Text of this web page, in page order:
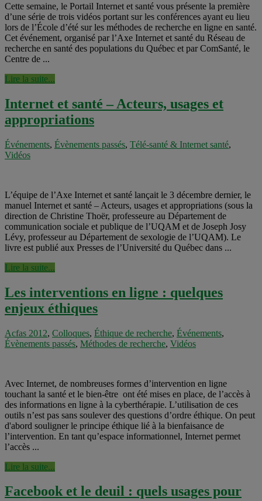
Cette semaine, le Portail Internet et santé vous présente la première
d’une série de trois vidéos portant sur les conférences ayant eu lieu
lors de l’École d’été sur les méthodes de recherche en ligne en santé.
Cet événement, organisé par l’Axe Internet et santé du Réseau de
recherche en santé des populations du Québec et par ComSanté, le
Centre de ...
Lire la suite...
Internet et santé – Acteurs, usages et
appropriations
Événements, Évènements passés, Télé-santé & Internet santé,
Vidéos
L’équipe de l’Axe Internet et santé lançait le 3 décembre dernier, le
manuel Internet et santé – Acteurs, usages et appropriations (sous la
direction de Christine Thoër, professeure au Département de
communication sociale et publique de l’UQAM et de Joseph Josy
Lévy, professeur au Département de sexologie de l’UQAM). Le
livre est publié aux Presses de l’Université du Québec dans ...
Lire la suite...
Les interventions en ligne : quelques
enjeux éthiques
Acfas 2012, Colloques, Éthique de recherche, Événements,
Évènements passés, Méthodes de recherche, Vidéos
Avec Internet, de nombreuses formes d’intervention en ligne
touchant la santé et le bien-être ont été mises en place, de l’accès à
des informations en ligne à la cyberthérapie. L’utilisation de ces
outils n’est pas sans soulever des questions d’ordre éthique. On peut
d'abord souligner le principe éthique lié à la bienfaisance de
l’intervention. En tant qu’espace informationnel, Internet permet
l’accès ...
Lire la suite...
Facebook et le deuil : quels usages pour